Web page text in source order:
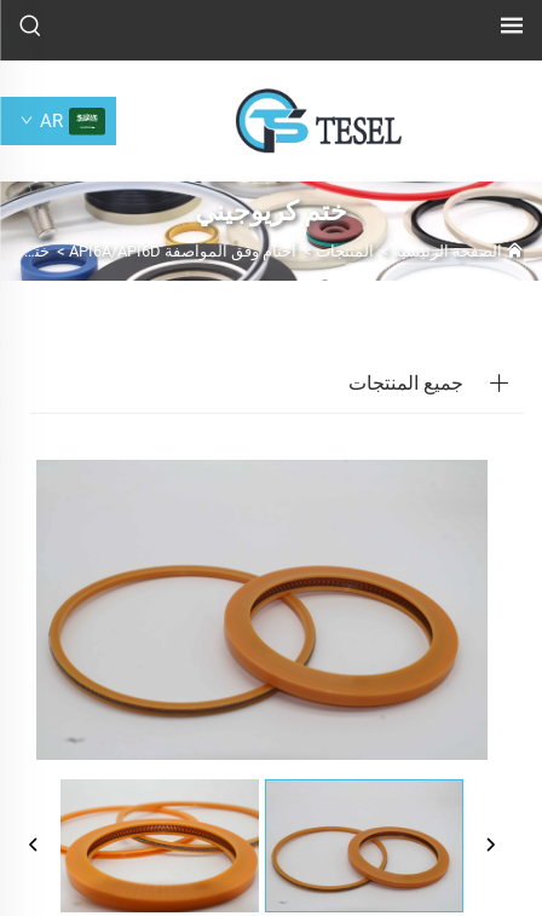
AR
ختم كريوجيني
الصفحة الرئيسية >المنتجات>أختام وفق المواصفة API6D‏/API6A >ختم كريوجيني
جميع المنتجات